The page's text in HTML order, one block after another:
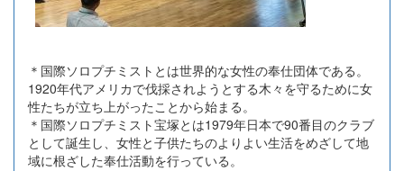
＊国際ソロプチミストとは世界的な女性の奉仕団体である。
1920年代アメリカで伐採されようとする木々を守るために女
性たちが立ち上がったことから始まる。
＊国際ソロプチミスト宝塚とは1979年日本で90番目のクラブ
として誕生し、女性と子供たちのよりよい生活をめざして地
域に根ざした奉仕活動を行っている。